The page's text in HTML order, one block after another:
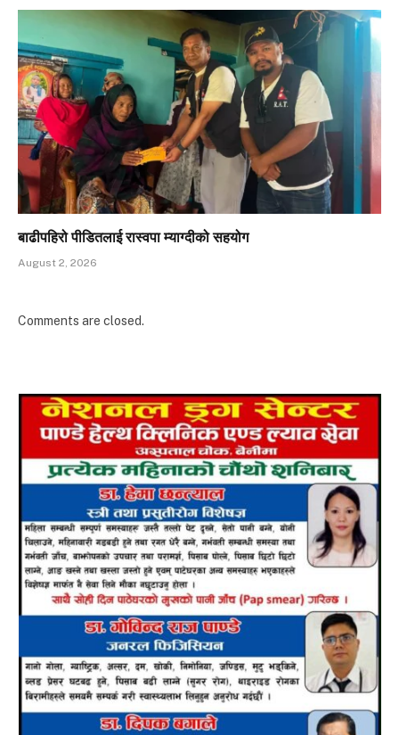
बाढीपहिरो पीडितलाई रास्वपा म्याग्दीको सहयोग
August 2, 2026
Comments are closed.